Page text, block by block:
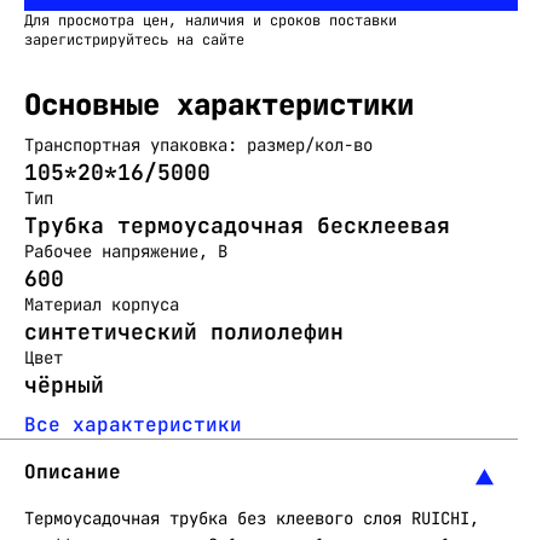
Для просмотра цен, наличия и сроков поставки
зарегистрируйтесь на сайте
Основные характеристики
Транспортная упаковка: размер/кол-во
105*20*16/5000
Тип
Трубка термоусадочная бесклеевая
Рабочее напряжение, В
600
Материал корпуса
синтетический полиолефин
Цвет
чёрный
Все характеристики
Описание
Термоусадочная трубка без клеевого слоя RUICHI,